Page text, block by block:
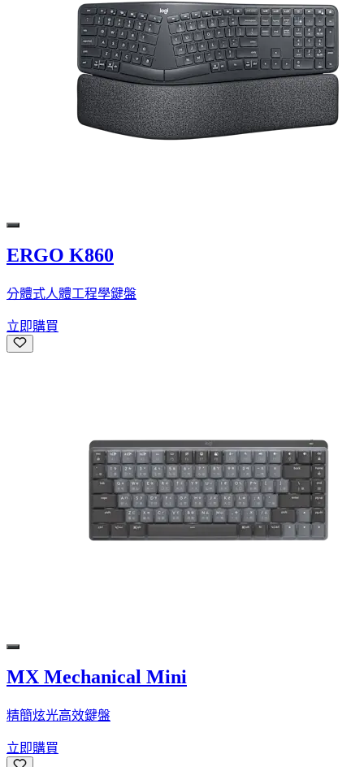
ERGO K860
分體式人體工程學鍵盤
立即購買
MX Mechanical Mini
精簡炫光高效鍵盤
立即購買